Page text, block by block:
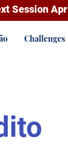
Session
Challenges